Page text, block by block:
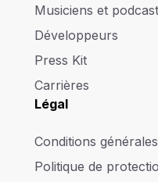
Musiciens et
Développeurs
Press Kit
Carrières
Légal
Conditions
Politique de